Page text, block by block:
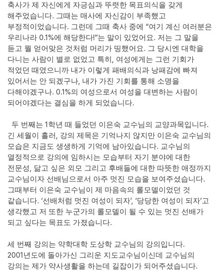
축사가 제 자신에게 자긍심과 뚜렷한 목표의식을 갖게
해주었습니다. 그때는 매사에 자신감이 부족했고
부정적이었습니다. 그런데 그때 축사 중에 “여기 계신 여러분은
우리나라 0.1%에 해당한다!”는 말이 있었어요. 저는 그 말을
듣고 뭘 얻어맞은 것처럼 머리가 띵했어요. 그 당시엔 대학을
다니는 사람이 별로 없었고 특히 , 여성에게는 그런 기회가
적었던 때였으니까 내가 이렇게 패배의식과 낭패감에 빠져
있어서는 안 되겠구나, 내가 가진 기회를 통해 소명을
다해야겠구나. 0.1%의 여성으로서 여성을 대변하는 사람이
되어야겠다는 결심을 하게 되었습니다.
두 번째는 1학년 때 들었던 이은숙 교수님의 교양과목입니다.
긴 세월이 흘러 , 강의 제목은 기억나지 않지만 이은숙 교수님의
모습은 지금도 생생하게 기억에 남아있습니다. 교수님의
열정적으로 강의에 임하시는 모습부터 자기 분야에 대한
전문성, 닮고 싶은 외모 그리고 후배들에 대한 따뜻한 애정까지
교수님이자 선배님으로서 아주 멋진 모습을 보여주셨습니다.
그때부터 이은숙 교수님이 제 마음속의 롤모델이었던 것
같습니다. ‘선배처럼 멋진 여성이 되자’, ‘당당한 여성이 되자’고
생각했고 저 또한 누군가의 롤모델이 될 수 있는 멋진 선배가
되고 싶다는 목표도 가졌습니다.
세 번째 강의는 약학대학 도상학 교수님의 강의입니다.
2001년도에 돌아가신 그리운 지도교수님이신데 교수님의
강의는 제가 약사생활을 하는데 길잡이가 되어주셨습니다.